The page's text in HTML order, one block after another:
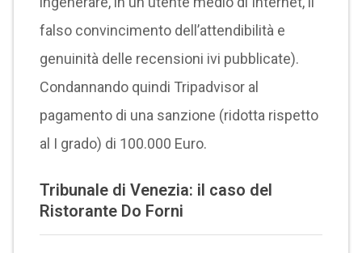
falso convincimento dell’attendibilità e
genuinità delle recensioni ivi pubblicate).
Condannando quindi Tripadvisor al
pagamento di una sanzione (ridotta rispetto
al I grado) di 100.000 Euro.
Tribunale di Venezia: il caso del
Ristorante Do Forni